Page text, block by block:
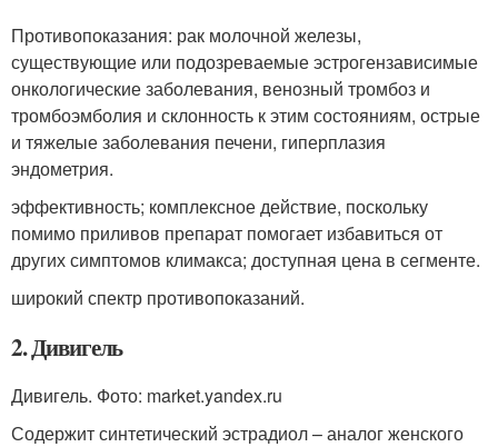
Противопоказания: рак молочной железы,
существующие или подозреваемые эстрогензависимые
онкологические заболевания, венозный тромбоз и
тромбоэмболия и склонность к этим состояниям, острые
и тяжелые заболевания печени, гиперплазия
эндометрия.
эффективность; комплексное действие, поскольку
помимо приливов препарат помогает избавиться от
других симптомов климакса; доступная цена в сегменте.
широкий спектр противопоказаний.
2. Дивигель
Дивигель. Фото: market.yandex.ru
Содержит синтетический эстрадиол – аналог женского